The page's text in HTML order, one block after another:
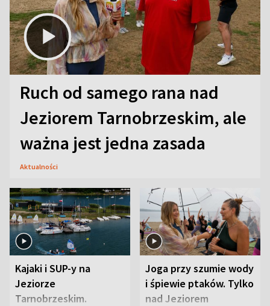
Ruch od samego rana nad
Jeziorem Tarnobrzeskim, ale
ważna jest jedna zasada
Aktualności
Kajaki i SUP-y na
Jeziorze
Tarnobrzeskim.
Joga przy szumie wody
i śpiewie ptaków. Tylko
nad Jeziorem